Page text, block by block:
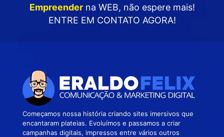
Empreenderna WEB, não espere mais!
ENTRE EM CONTATO AGORA!
Começamos nossa história criando sites imersivos que
encantaram plateias. Evoluímos e passamos a criar
campanhas digitais, impressos entre vários outros